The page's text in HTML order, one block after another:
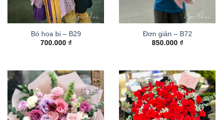
Bó hoa bi – B29
700.000 ₫
Đơn giản – B72
850.000 ₫